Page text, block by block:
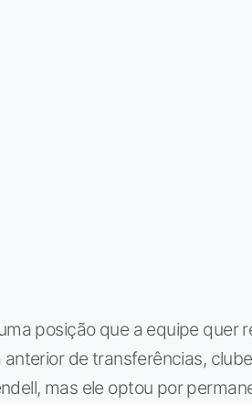
posição que a equipe quer
de transferências,
mas ele optou por